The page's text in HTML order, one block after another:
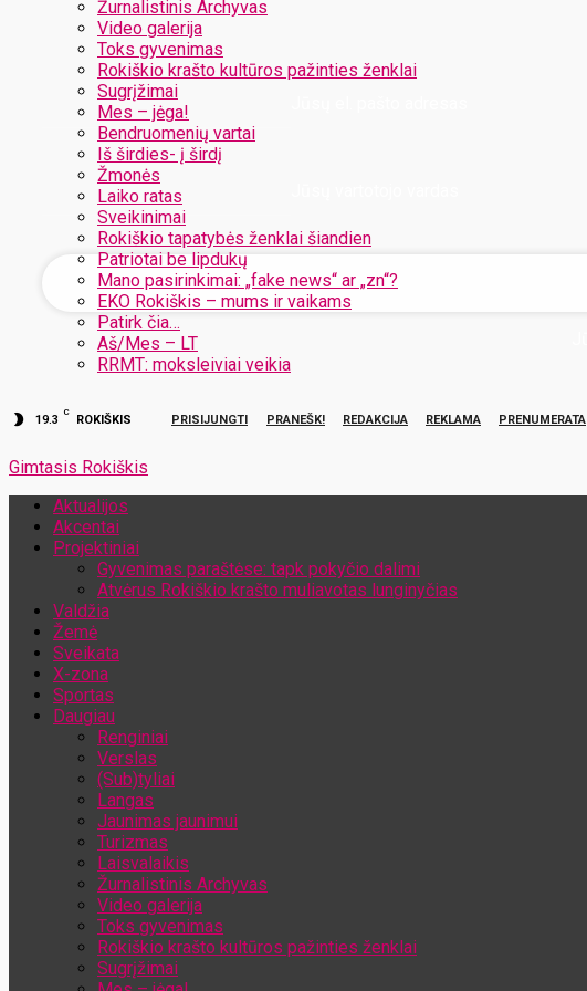
Žurnalistinis Archyvas
Video galerija
Toks gyvenimas
Rokiškio krašto kultūros pažinties ženklai
Sugrįžimai
Mes – jėga!
Bendruomenių vartai
Iš širdies- į širdį
Žmonės
Laiko ratas
Sveikinimai
Rokiškio tapatybės ženklai šiandien
Patriotai be lipdukų
Mano pasirinkimai: „fake news“ ar „zn“?
EKO Rokiškis – mums ir vaikams
Patirk čia…
Aš/Mes – LT
RRMT: moksleiviai veikia
19.3
C
ROKIŠKIS PRISIJUNGTI PRANEŠK! REDAKCIJA REKLAMA PRENUMERATA
Gimtasis Rokiškis
Aktualijos
Akcentai
Projektiniai
Gyvenimas paraštėse: tapk pokyčio dalimi
Atvėrus Rokiškio krašto muliavotas lunginyčias
Valdžia
Žemė
Sveikata
X-zona
Sportas
Daugiau
Renginiai
Verslas
(Sub)tyliai
Langas
Jaunimas jaunimui
Turizmas
Laisvalaikis
Žurnalistinis Archyvas
Video galerija
Toks gyvenimas
Rokiškio krašto kultūros pažinties ženklai
Sugrįžimai